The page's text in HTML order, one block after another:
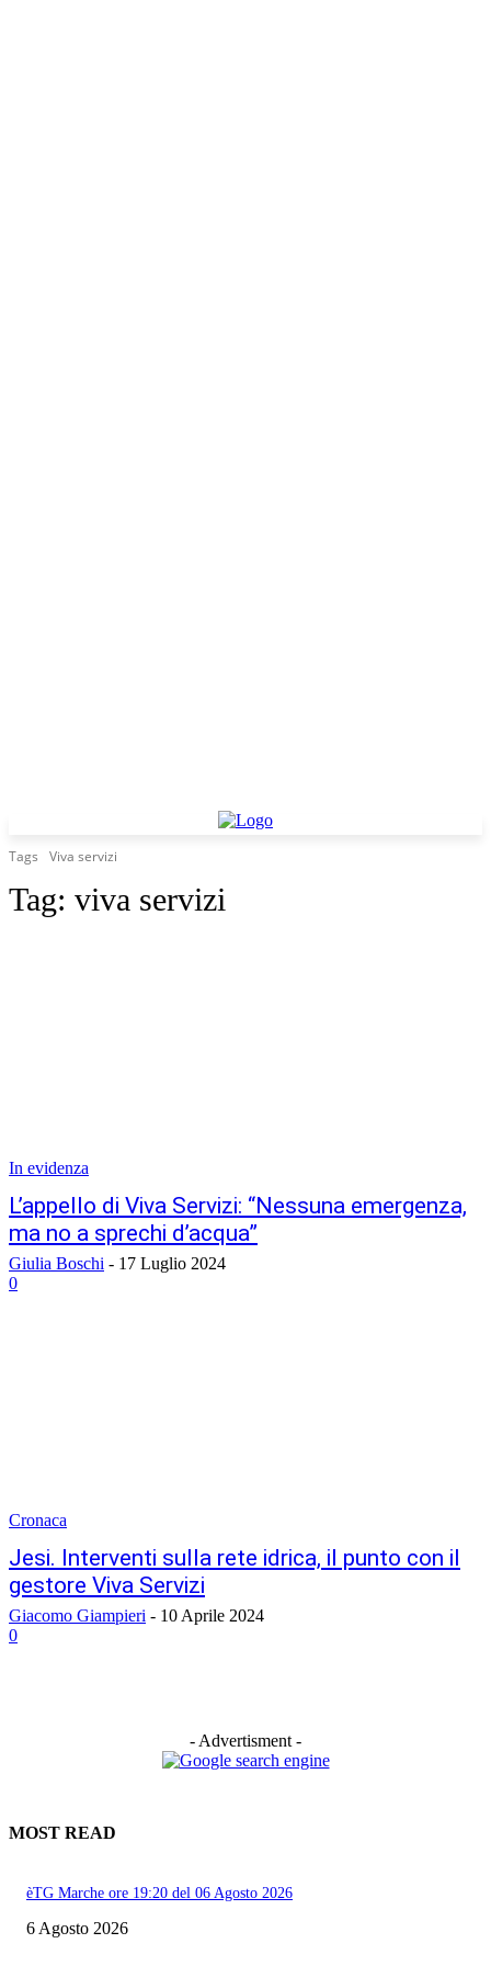
Tags Viva servizi
Tag: viva servizi
In evidenza
L’appello di Viva Servizi: “Nessuna emergenza,
ma no a sprechi d’acqua”
Giulia Boschi - 17 Luglio 2024
0
Cronaca
Jesi. Interventi sulla rete idrica, il punto con il
gestore Viva Servizi
Giacomo Giampieri - 10 Aprile 2024
0
- Advertisment -
MOST READ
èTG Marche ore 19:20 del 06 Agosto 2026
6 Agosto 2026